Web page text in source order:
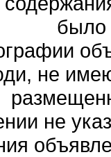
было
не
не